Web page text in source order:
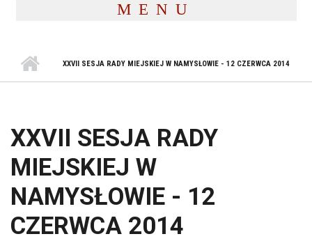
MENU
XXVII SESJA RADY MIEJSKIEJ W NAMYSŁOWIE - 12 CZERWCA 2014
XXVII SESJA RADY
MIEJSKIEJ W
NAMYSŁOWIE - 12
CZERWCA 2014